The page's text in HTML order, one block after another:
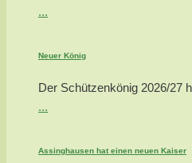
...
Neuer König
Der Schützenkönig 2026/27
...
Assinghausen hat einen neuen Kaiser